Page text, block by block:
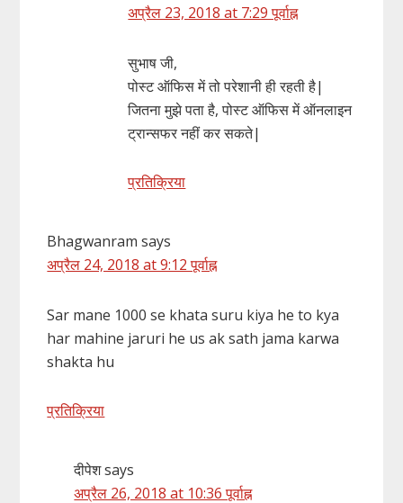
अप्रैल 23, 2018 at 7:29 पूर्वाह्न
सुभाष जी,
पोस्ट ऑफिस में तो परेशानी ही रहती है|
जितना मुझे पता है, पोस्ट ऑफिस में ऑनलाइन
ट्रान्सफर नहीं कर सकते|
प्रतिक्रिया
Bhagwanram says
अप्रैल 24, 2018 at 9:12 पूर्वाह्न
Sar mane 1000 se khata suru kiya he to kya
har mahine jaruri he us ak sath jama karwa
shakta hu
प्रतिक्रिया
दीपेशsays
अप्रैल 26, 2018 at 10:36 पूर्वाह्न